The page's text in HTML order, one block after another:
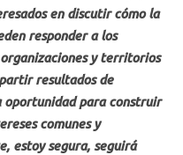
en discutir cómo la
responder a los
y territorios
resultados de
para construir
comunes y
estoy segura, seguirá